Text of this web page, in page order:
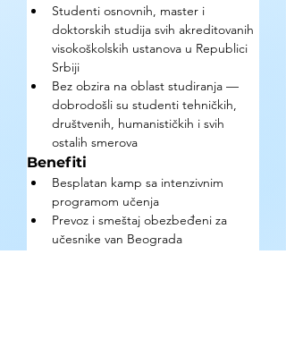
Studenti osnovnih, master i
doktorskih studija svih akreditovanih
visokoškolskih ustanova u Republici
Srbiji
Bez obzira na oblast studiranja —
dobrodošli su studenti tehničkih,
društvenih, humanističkih i svih
ostalih smerova
Benefiti
Besplatan kamp sa intenzivnim
programom učenja
Prevoz i smeštaj obezbeđeni za
učesnike van Beograda